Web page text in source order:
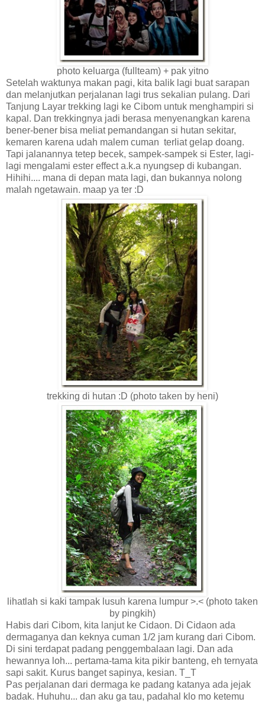
photo keluarga (fullteam) + pak yitno
Setelah waktunya makan pagi, kita balik lagi buat sarapan
dan melanjutkan perjalanan lagi trus sekalian pulang. Dari
Tanjung Layar trekking lagi ke Cibom untuk menghampiri si
kapal. Dan trekkingnya jadi berasa menyenangkan karena
bener-bener bisa meliat pemandangan si hutan sekitar,
kemaren karena udah malem cuman terliat gelap doang.
Tapi jalanannya tetep becek, sampek-sampek si Ester, lagi-
lagi mengalami ester effect a.k.a nyungsep di kubangan.
Hihihi.... mana di depan mata lagi, dan bukannya nolong
malah ngetawain. maap ya ter :D
trekking di hutan :D (photo taken by heni)
lihatlah si kaki tampak lusuh karena lumpur >.< (photo taken
by pingkih)
Habis dari Cibom, kita lanjut ke Cidaon. Di Cidaon ada
dermaganya dan keknya cuman 1/2 jam kurang dari Cibom.
Di sini terdapat padang penggembalaan lagi. Dan ada
hewannya loh... pertama-tama kita pikir banteng, eh ternyata
sapi sakit. Kurus banget sapinya, kesian. T_T
Pas perjalanan dari dermaga ke padang katanya ada jejak
badak. Huhuhu... dan aku ga tau, padahal klo mo ketemu